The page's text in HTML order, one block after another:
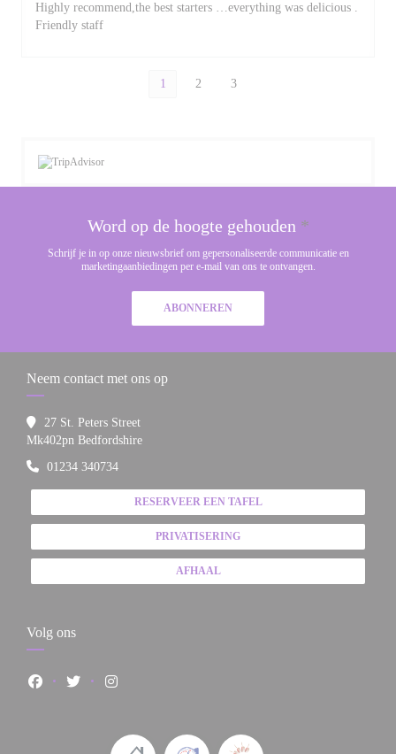
Highly recommend,the best starters …everything was delicious .
Friendly staff
1 2 3
Word op de hoogte gehouden *
Schrijf je in op onze nieuwsbrief om gepersonaliseerde communicatie en
marketingaanbiedingen per e-mail van ons te ontvangen.
ABONNEREN
Neem contact met ons op
27 St. Peters Street
Mk402pn Bedfordshire((opent in een nieuw venster))
01234 340734
RESERVEER EEN TAFEL
PRIVATISERING
AFHAAL
Volg ons
Facebook ((opent in een nieuw venster))
Twitter ((opent in een nieuw venster))
Instagram ((opent in een nieuw venster))